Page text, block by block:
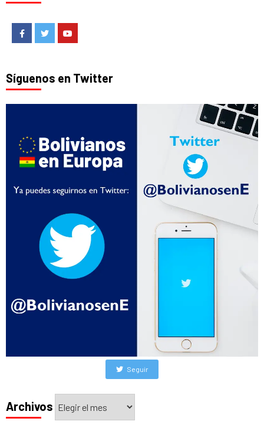
FacebookTwitter
Síguenos en Twitter
Seguir
Archivos
Archivos